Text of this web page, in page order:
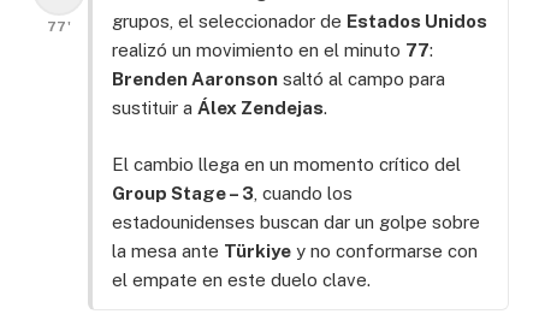
77'
grupos, el seleccionador de Estados Unidos
realizó un movimiento en el minuto 77:
Brenden Aaronson saltó al campo para
sustituir a Álex Zendejas.
El cambio llega en un momento crítico del
Group Stage – 3 , cuando los
estadounidenses buscan dar un golpe sobre
la mesa ante Türkiye y no conformarse con
el empate en este duelo clave.